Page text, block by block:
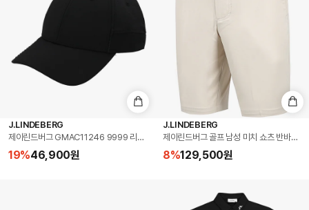
J.LINDEBERG
제이린드버그 GMAC11246 9999 리빌 골프 볼캡
19%46,900원
J.LINDEBERG
제이린드버그 골프 남성 미치 쇼츠 반바
8%129,500원